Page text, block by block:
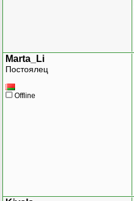
Marta_Li
Постоялец
Offline